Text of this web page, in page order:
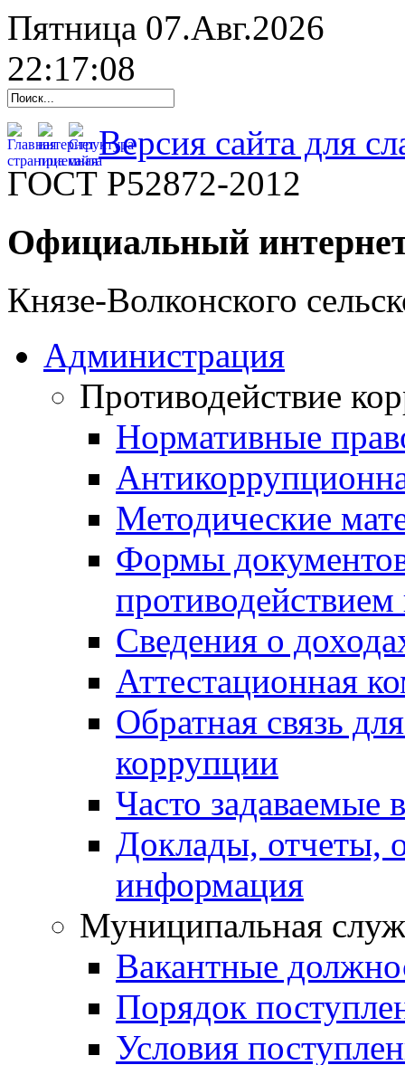
Пятница 07.Авг.2026
22:17:09
Версия сайта для
ГОСТ Р52872-2012
Официальный
Князе-Волконского
Администрация
Противодействие
Нормативные
Методические
Формы
Сведения о
Аттестационная
Обратная связь
коррупции
Часто задаваемые
Доклады, отчеты,
информация
Муниципальная
Вакантные
Порядок
Условия